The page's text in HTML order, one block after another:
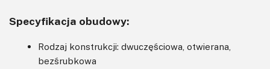
Specyfikacja obudowy:
Rodzaj konstrukcji: dwuczęściowa, otwierana,
bezśrubkowa